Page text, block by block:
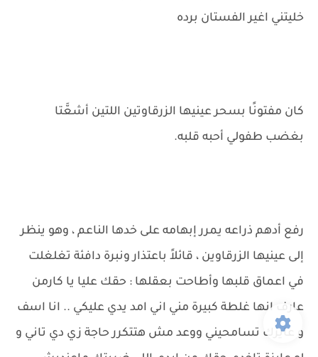
خليتني اغير الفستان برده
كان مفتونًا بسحر عينيها الزرقاوتين اللتين أشعَّتا
بغضب طفولي أحبه قلبه.
رفع أدهم ذراعه يمرر إبهامه على خدها الناعم ، وهو ينظر
إلى عينيها الزرقاوين ، قائلاً باعتذار ونبرة دافئة تغلغلت
في اعماق قلبها وأطاحت بعقلها : حقك عليا يا كارمن
عارف انها غلطة كبيرة مني اني امد يدي عليكي .. انا اسف
و عايزك تسامحيني ووعد مش هتتكرر حاجة زي دي تاني و